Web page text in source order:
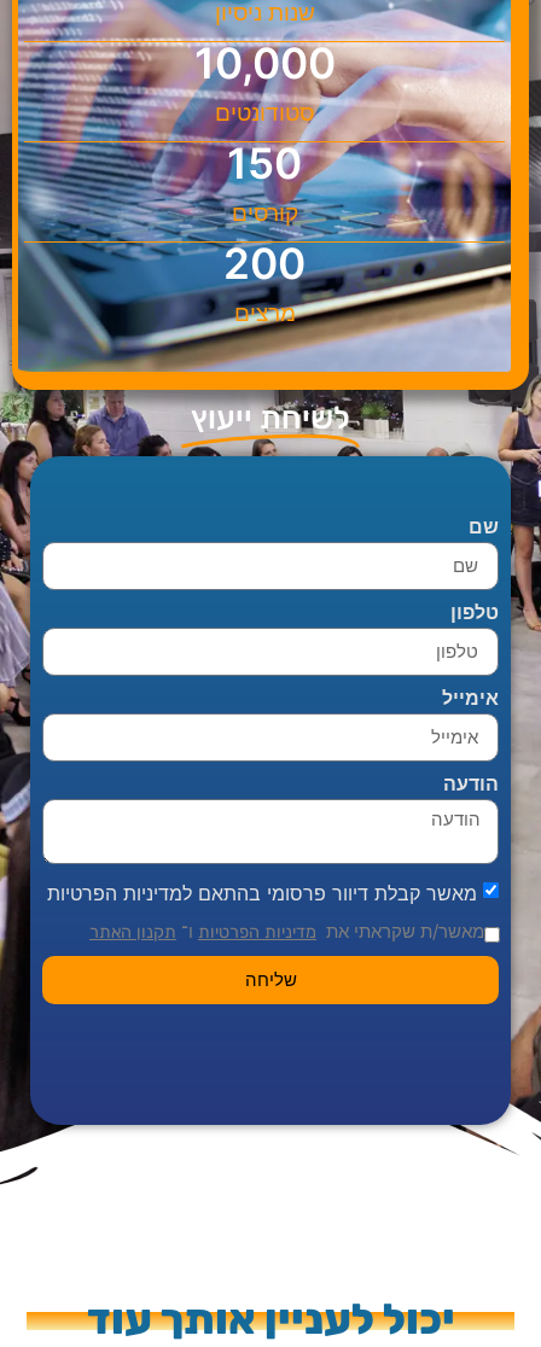
שנות ניסיון
סטודונטים
10,000
קורסים
150
מרצים
200
לשיחת ייעוץ
שם
טלפון
אימייל
הודעה
מאשר קבלת דיוור פרסומי בהתאם למדיניות הפרטיות
מאשר/ת שקראתי את מדיניות הפרטיות ו־ תקנון האתר
שליחה
יכול לעניין אותך עוד